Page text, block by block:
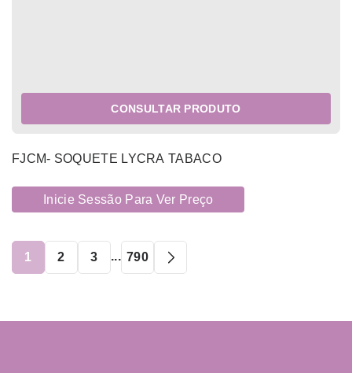
CONSULTAR PRODUTO
FJCM- SOQUETE LYCRA TABACO
Inicie Sessão Para Ver Preço
1 2 3 ... 790